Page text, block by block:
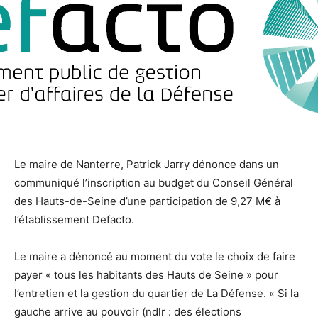
Le maire de Nanterre, Patrick Jarry dénonce dans un
communiqué l’inscription au budget du Conseil Général
des Hauts-de-Seine d’une participation de 9,27 M€ à
l’établissement Defacto.
Le maire a dénoncé au moment du vote le choix de faire
payer « tous les habitants des Hauts de Seine » pour
l’entretien et la gestion du quartier de La Défense. « Si la
gauche arrive au pouvoir (ndlr : des élections